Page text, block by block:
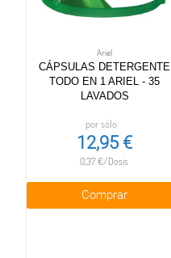
Ariel
CÁPSULAS DETERGENTE
TODO EN 1 ARIEL - 35
LAVADOS
por sólo
12,95 €
0,37 €/Dosis
Comprar